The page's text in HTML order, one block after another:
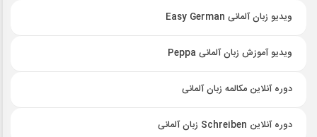
ویدیو زبان آلمانی Easy German
ویدیو آموزش زبان آلمانی Peppa
دوره آنلاین مکالمه زبان آلمانی
دوره آنلاین Schreiben زبان آلمانی